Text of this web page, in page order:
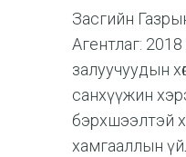
Засгийн
Агентлаг:
залуучуудын
санхүүжин
бэрхшээлтэй
хамгааллын